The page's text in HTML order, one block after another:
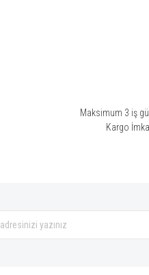
Maksimum 3 iş
Kargo